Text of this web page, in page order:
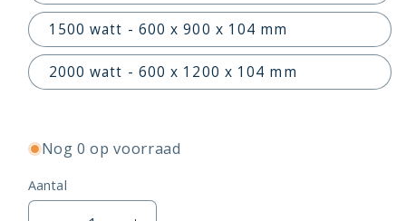
1500 watt - 600 x 900 x 104 mm
2000 watt - 600 x 1200 x 104 mm
Nog 0 op voorraad
Aantal